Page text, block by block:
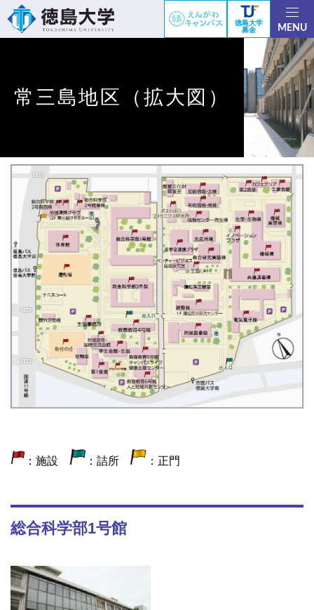
徳島大学
募金
MENU
常三島地区（拡大図）
：施設 ：詰所 ：正門
総合科学部1号館